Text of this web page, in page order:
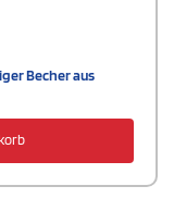
Becher aus